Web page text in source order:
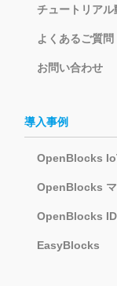
チュートリアル
よくあるご質問
お問い合わせ
導入事例
OpenBlocks
OpenBlocks
OpenBlocks
EasyBlocks